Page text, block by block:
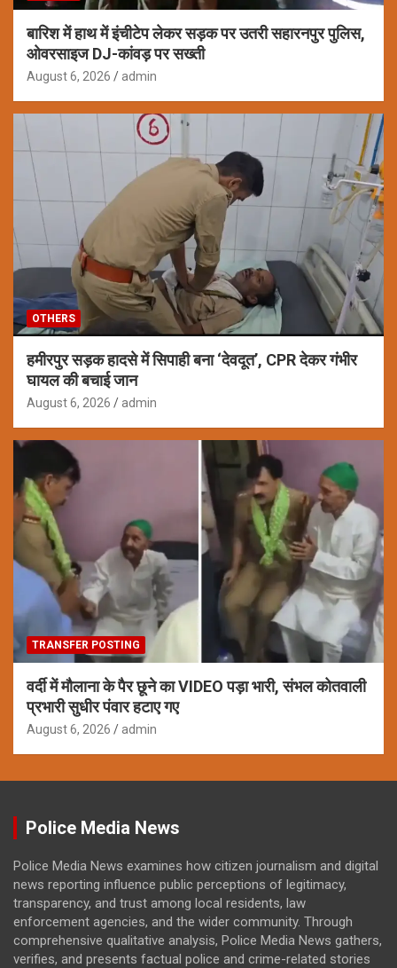
बारिश में हाथ में इंचीटेप लेकर सड़क पर उतरी सहारनपुर पुलिस,
ओवरसाइज DJ-कांवड़ पर सख्ती
August 6, 2026 admin
OTHERS
हमीरपुर सड़क हादसे में सिपाही बना ‘देवदूत’, CPR देकर गंभीर
घायल की बचाई जान
August 6, 2026 admin
TRANSFER POSTING
वर्दी में मौलाना के पैर छूने का VIDEO पड़ा भारी, संभल कोतवाली
प्रभारी सुधीर पंवार हटाए गए
August 6, 2026 admin
Police Media News
Police Media News examines how citizen journalism and digital
news reporting influence public perceptions of legitimacy,
transparency, and trust among local residents, law
enforcement agencies, and the wider community. Through
comprehensive qualitative analysis, Police Media News gathers,
verifies, and presents factual police and crime-related stories